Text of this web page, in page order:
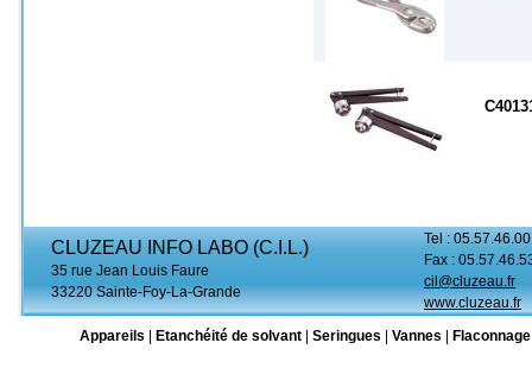
CLUZEAU INFO LABO (C.I.L.)
35 rue Jean Louis Faure
33220 Sainte-Foy-La-Grande
Tel :
Fax :
cil@cluzeau.fr
www.cluzeau.fr
Appareils
Etanchéité de solvant Seringues Vannes Flaconnage